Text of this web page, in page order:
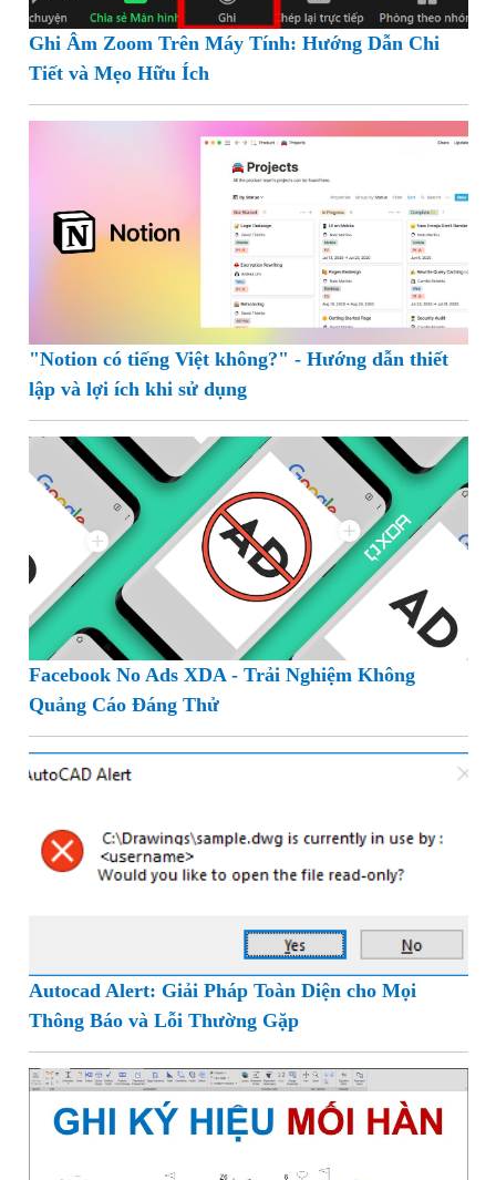
Ghi Âm Zoom Trên Máy Tính: Hướng Dẫn Chi
Tiết và Mẹo Hữu Ích
"Notion có tiếng Việt không?" - Hướng dẫn thiết
lập và lợi ích khi sử dụng
Facebook No Ads XDA - Trải Nghiệm Không
Quảng Cáo Đáng Thử
Autocad Alert: Giải Pháp Toàn Diện cho Mọi
Thông Báo và Lỗi Thường Gặp